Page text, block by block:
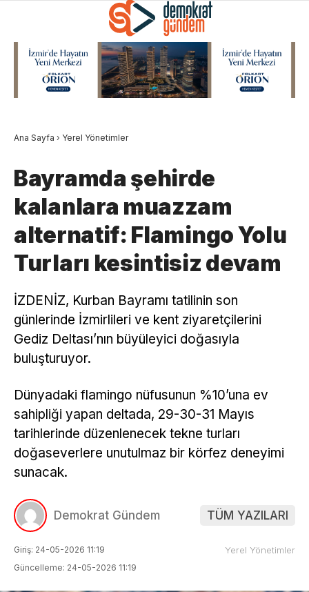
Ana Sayfa › Yerel Yönetimler
Bayramda şehirde
kalanlara muazzam
alternatif: Flamingo Yolu
Turları kesintisiz devam
İZDENİZ, Kurban Bayramı tatilinin son
günlerinde İzmirlileri ve kent ziyaretçilerini
Gediz Deltası’nın büyüleyici doğasıyla
buluşturuyor.
Dünyadaki flamingo nüfusunun %10’una ev
sahipliği yapan deltada, 29-30-31 Mayıs
tarihlerinde düzenlenecek tekne turları
doğaseverlere unutulmaz bir körfez deneyimi
sunacak.
Demokrat Gündem TÜM YAZILARI
Giriş: 24-05-2026 11:19
Güncelleme: 24-05-2026 11:19
Yerel Yönetimler